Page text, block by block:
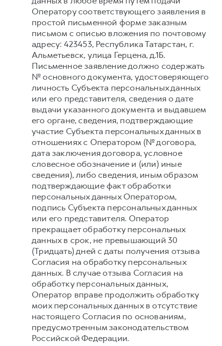
Оператору соответствующего заявления в
простой письменной форме заказным
письмом с описью вложения по почтовому
адресу: 423453, Республика Татарстан, г.
Альметьевск, улица Герцена, д.1Б.
Письменное заявление должно содержать
№ основного документа, удостоверяющего
личность Субъекта персональных данных
или его представителя, сведения о дате
выдачи указанного документа и выдавшем
его органе, сведения, подтверждающие
участие Субъекта персональных данных в
отношениях с Оператором (№ договора,
дата заключения договора, условное
словесное обозначение и (или) иные
сведения), либо сведения, иным образом
подтверждающие факт обработки
персональных данных Оператором,
подпись Субъекта персональных данных
или его представителя. Оператор
прекращает обработку персональных
данных в срок, не превышающий 30
(Тридцать) дней с даты получения отзыва
Согласия на обработку персональных
данных. В случае отзыва Согласия на
обработку персональных данных,
Оператор вправе продолжить обработку
моих персональных данных в отсутствие
настоящего Согласия по основаниям,
предусмотренным законодательством
Российской Федерации.